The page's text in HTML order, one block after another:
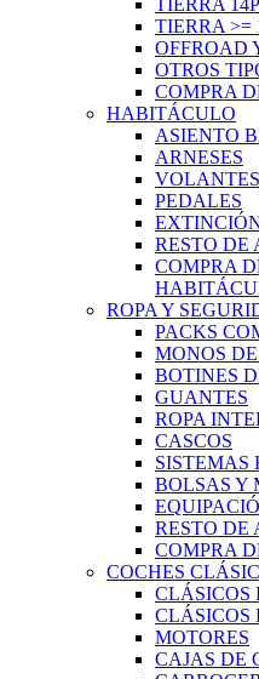
TIERRA 14P
TIERRA >=
OFFROAD
OTROS
COMPRA
HABITÁCULO
ASIENTO
ARNESES
VOLANTES
PEDALES
RESTO DE
COMPRA
ROPA Y
PACKS
MONOS
BOTINES
GUANTES
ROPA
CASCOS
SISTEMAS
BOLSAS Y
RESTO DE
COMPRA
COCHES
CLÁSICOS
CLÁSICOS
MOTORES
CAJAS DE